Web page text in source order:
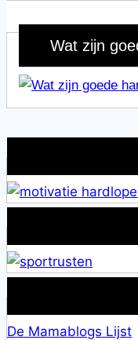
Wat zijn
De Mamablogs Lijst